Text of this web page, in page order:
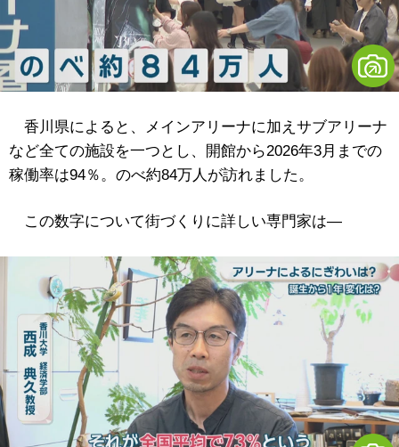
香川県によると、メインアリーナに加えサブアリーナ
など全ての施設を一つとし、開館から2026年3月までの
稼働率は94％。のべ約84万人が訪れました。
この数字について街づくりに詳しい専門家は―